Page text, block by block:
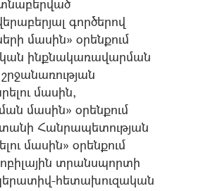
գործերով
մասին» օրենքում
ինքնակառավարման
մասին,
մասին» օրենքում
Հանրապետության
մասին» օրենքում
տրանսպորտի
հետախուզական